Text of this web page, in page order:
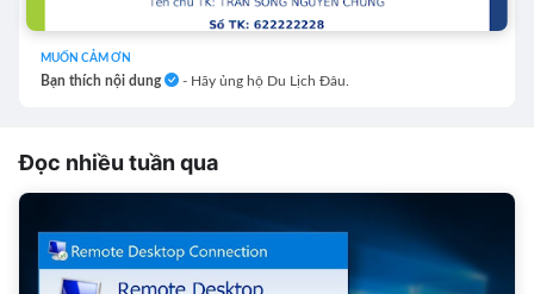
MUỐN CẢM ƠN
Bạn thích nội dung - Hãy ủng hộ Du Lịch Đâu.
Đọc nhiều tuần qua